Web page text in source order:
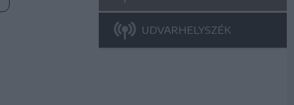
UDVARHELYSZÉK